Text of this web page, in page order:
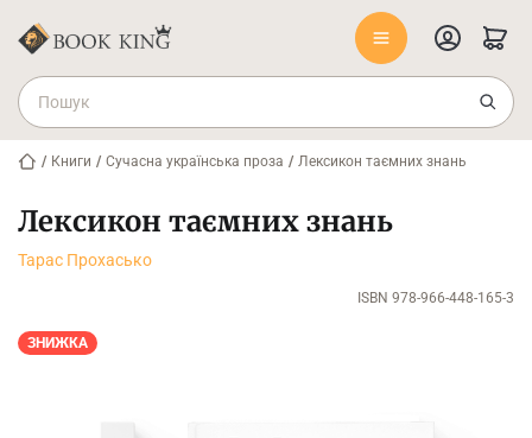
/ Книги / Сучасна українська проза / Лексикон таємних знань
Лексикон таємних знань
Тарас Прохасько
ISBN 978-966-448-165-3
ЗНИЖКА